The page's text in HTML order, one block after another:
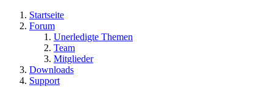
Startseite
Forum
Unerledigte Themen
Team
Mitglieder
Downloads
Support